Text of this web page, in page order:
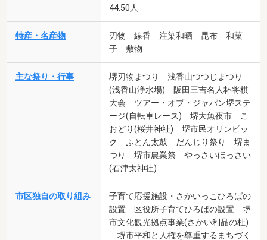
44.50人
特産・名産物
刃物 線香 注染和晒 昆布 和菓
子 敷物
主な祭り・行事
堺刃物まつり 浅香山つつじまつり
(浅香山浄水場) 阪田三吉名人杯将棋
大会 ツアー・オブ・ジャパン堺ステ
ージ(自転車レース) 堺大魚夜市 こ
おどり(桜井神社) 堺市民オリンピッ
ク ふとん太鼓 だんじり祭り 堺ま
つり 堺市農業祭 やっさいほっさい
(石津太神社)
市区独自の取り組み
子育て応援施設・さかいっこひろばの
設置 区役所子育てひろばの設置 堺
市文化観光拠点事業(さかい利晶の杜)
堺市平和と人権を尊重するまちづく